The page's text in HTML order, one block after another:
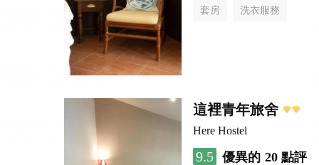
套房 洗衣服務
這裡青年旅舍
Here Hostel
9.5 優異的 20 點評